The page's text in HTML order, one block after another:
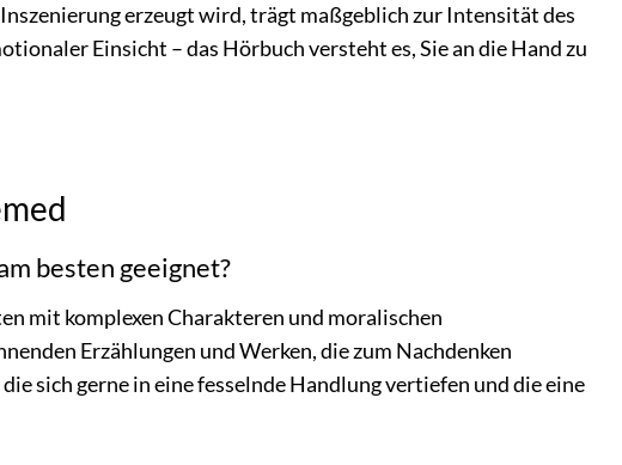
erzeugt wird, trägt maßgeblich zur Intensität des
Einsicht – das Hörbuch versteht es, Sie an die Hand zu
besten geeignet?
mit komplexen Charakteren und moralischen
Erzählungen und Werken, die zum Nachdenken
sich gerne in eine fesselnde Handlung vertiefen und die eine